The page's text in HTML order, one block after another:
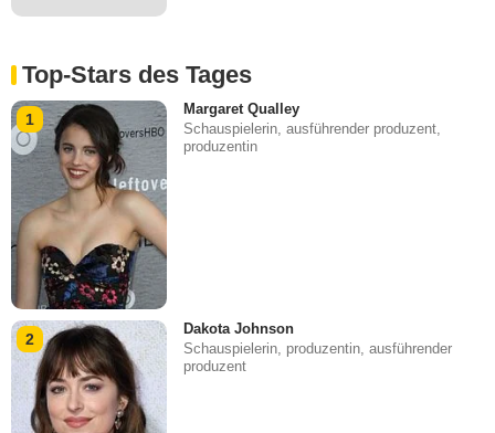
Top-Stars des Tages
1
Margaret Qualley
Schauspielerin, ausführender produzent,
produzentin
2
Dakota Johnson
Schauspielerin, produzentin, ausführender
produzent